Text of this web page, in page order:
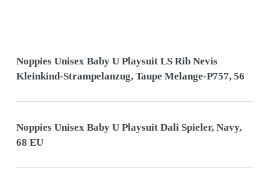
Noppies Unisex Baby U Playsuit LS Rib Nevis
Kleinkind-Strampelanzug, Taupe Melange-P757, 56
Noppies Unisex Baby U Playsuit Dali Spieler, Navy,
68 EU